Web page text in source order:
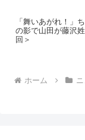
「舞いあがれ！」
の影で山田が藤沢
回＞
ホーム